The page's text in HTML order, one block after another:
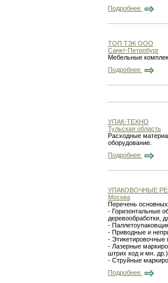
Подробнее
ТОП ТЭК ООО
Санкт-Петербург
Мебельные
Подробнее
УПАК-ТЕХНО
Тульская область
Расходные
оборудование.
Подробнее
УПАКОВОЧНЫЕ
Москва
Перечень
- Горизонтальные
деревообработки,
-
- Приводные и
- Этикетировочные
- Лазерные
штрих код и мн.
- Струйные
Подробнее